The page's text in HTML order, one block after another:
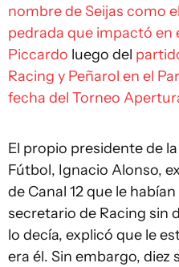
nombre de Seijas como
pedrada que impactó en
Piccardo luego del
Racing y Peñarol en el
fecha del Torneo
El propio presidente de
Fútbol, Ignacio Alonso,
de Canal 12 que le
secretario de Racing sin
lo decía, explicó que le
era él. Sin embargo, diez